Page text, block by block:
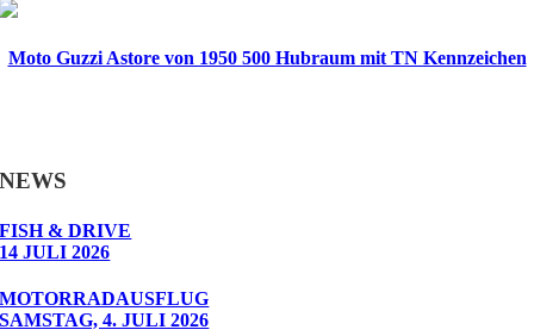
Moto Guzzi Astore von 1950 500 Hubraum mit TN Kennzeichen
NEWS
FISH & DRIVE
14 JULI 2026
MOTORRADAUSFLUG
SAMSTAG, 4. JULI 2026